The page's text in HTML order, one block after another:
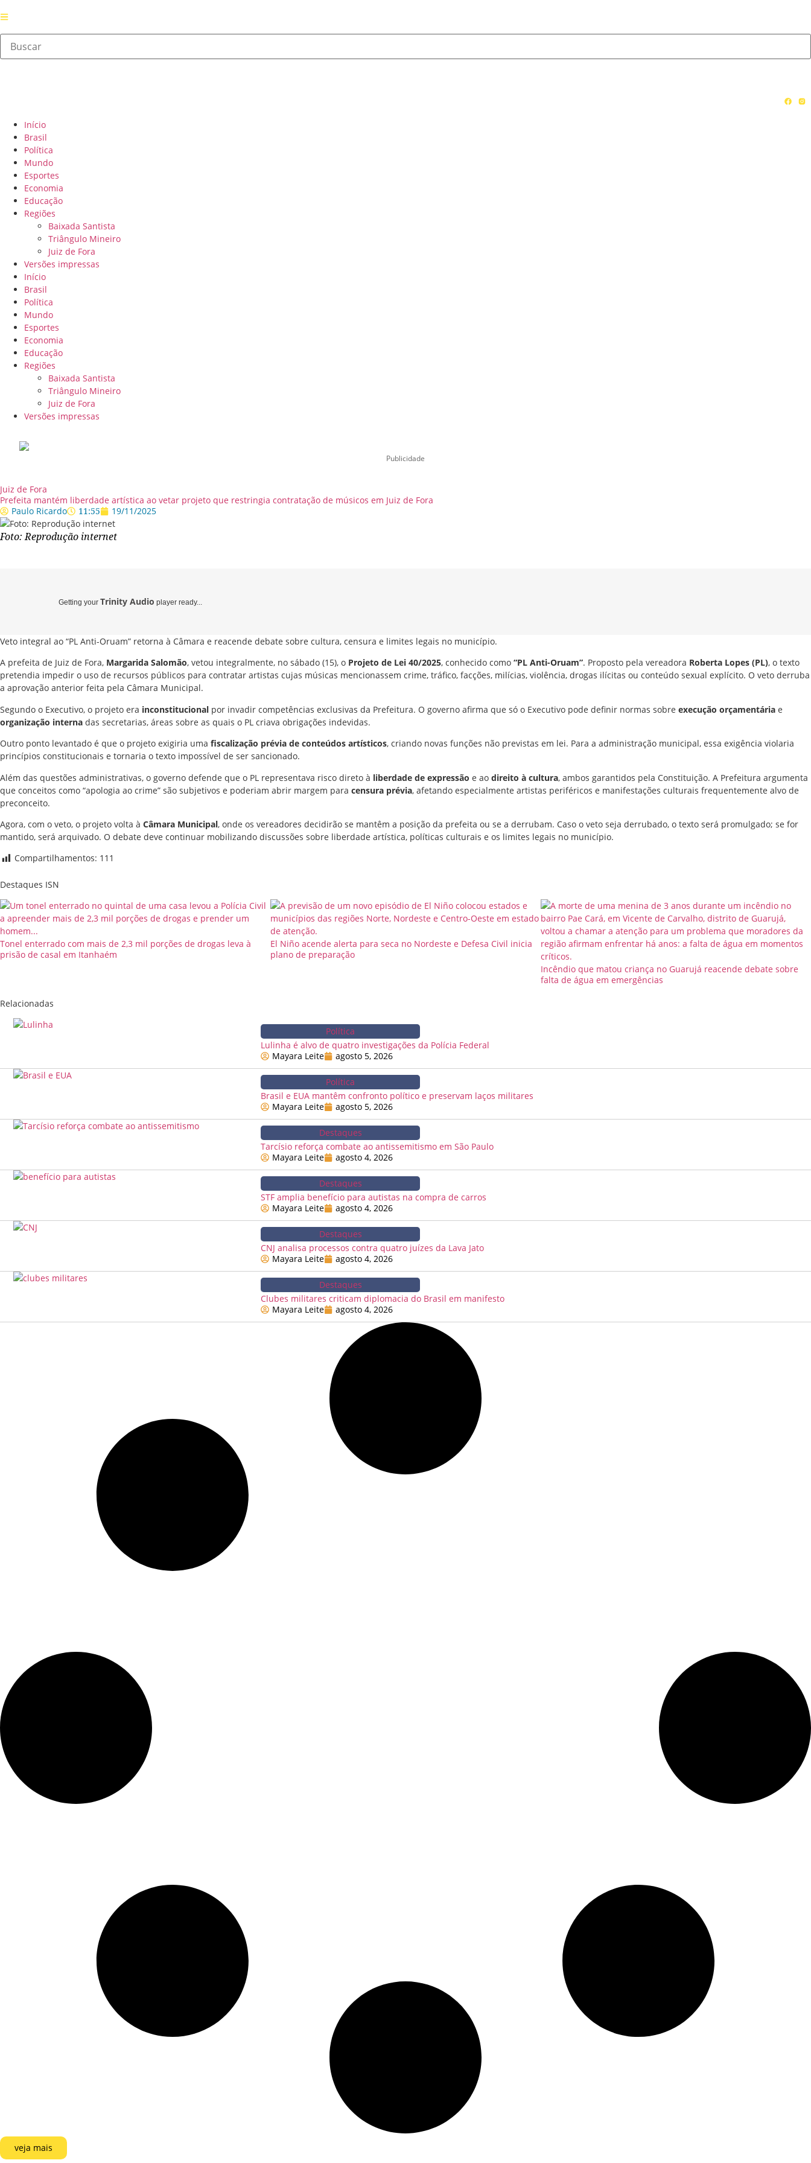
Início
Brasil
Política
Mundo
Esportes
Economia
Educação
Regiões
Baixada Santista
Triângulo Mineiro
Juiz de Fora
Versões impressas
Início
Brasil
Política
Mundo
Esportes
Economia
Educação
Regiões
Baixada Santista
Triângulo Mineiro
Juiz de Fora
Versões impressas
Publicidade
Juiz de Fora
Prefeita mantém liberdade artística ao vetar projeto que restringia contratação de músicos em Juiz de Fora
Paulo Ricardo
11:55 19/11/2025
Foto: Reprodução internet
Getting your Trinity Audio player ready...
Veto integral ao “PL Anti-Oruam” retorna à Câmara e reacende debate sobre cultura, censura e limites legais no município.
A prefeita de Juiz de Fora, Margarida Salomão, vetou integralmente, no sábado (15), o Projeto de Lei 40/2025, conhecido como “PL Anti-Oruam”. Proposto pela vereadora Roberta Lopes (PL), o texto
pretendia impedir o uso de recursos públicos para contratar artistas cujas músicas mencionassem crime, tráfico, facções, milícias, violência, drogas ilícitas ou conteúdo sexual explícito. O veto derruba
a aprovação anterior feita pela Câmara Municipal.
Segundo o Executivo, o projeto era inconstitucional por invadir competências exclusivas da Prefeitura. O governo afirma que só o Executivo pode definir normas sobre execução orçamentária e
organização interna das secretarias, áreas sobre as quais o PL criava obrigações indevidas.
Outro ponto levantado é que o projeto exigiria uma fiscalização prévia de conteúdos artísticos, criando novas funções não previstas em lei. Para a administração municipal, essa exigência violaria
princípios constitucionais e tornaria o texto impossível de ser sancionado.
Além das questões administrativas, o governo defende que o PL representava risco direto à liberdade de expressão e ao direito à cultura, ambos garantidos pela Constituição. A Prefeitura argumenta
que conceitos como “apologia ao crime” são subjetivos e poderiam abrir margem para censura prévia, afetando especialmente artistas periféricos e manifestações culturais frequentemente alvo de
preconceito.
Agora, com o veto, o projeto volta à Câmara Municipal, onde os vereadores decidirão se mantêm a posição da prefeita ou se a derrubam. Caso o veto seja derrubado, o texto será promulgado; se for
mantido, será arquivado. O debate deve continuar mobilizando discussões sobre liberdade artística, políticas culturais e os limites legais no município.
Compartilhamentos: 111
Destaques ISN
Tonel enterrado com mais de 2,3 mil porções de drogas leva à
prisão de casal em Itanhaém
El Niño acende alerta para seca no Nordeste e Defesa Civil inicia
plano de preparação
Incêndio que matou criança no Guarujá reacende debate sobre
falta de água em emergências
Relacionadas
Política
Lulinha é alvo de quatro investigações da Polícia Federal
Mayara Leite
agosto 5, 2026
Política
Brasil e EUA mantêm confronto político e preservam laços militares
Mayara Leite
agosto 5, 2026
Destaques
Tarcísio reforça combate ao antissemitismo em São Paulo
Mayara Leite
agosto 4, 2026
Destaques
STF amplia benefício para autistas na compra de carros
Mayara Leite
agosto 4, 2026
Destaques
CNJ analisa processos contra quatro juízes da Lava Jato
Mayara Leite
agosto 4, 2026
Destaques
Clubes militares criticam diplomacia do Brasil em manifesto
Mayara Leite
agosto 4, 2026
veja mais